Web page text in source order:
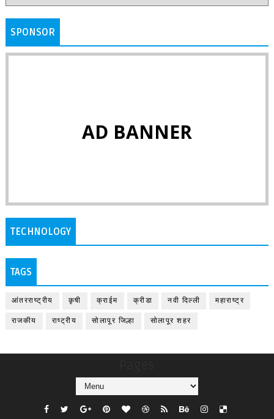
SPONSOR
AD BANNER
TECHNOLOGY
TAGS
आंतरराष्ट्रीय कृषी क्राईम क्रीडा नवी दिल्ली महाराष्ट्र
राजकीय राष्ट्रीय सोलापूर जिल्हा सोलापूर शहर